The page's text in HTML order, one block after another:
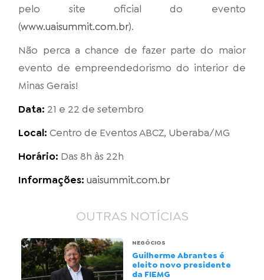
pelo site oficial do evento
(www.uaisummit.com.br).
Não perca a chance de fazer parte do maior
evento de empreendedorismo do interior de
Minas Gerais!
Data: 21 e 22 de setembro
Local: Centro de Eventos ABCZ, Uberaba/MG
Horário: Das 8h às 22h
Informações: uaisummit.com.br
OUTRAS NOTÍCIAS
NEGÓCIOS
Guilherme Abrantes é
eleito novo presidente
da FIEMG